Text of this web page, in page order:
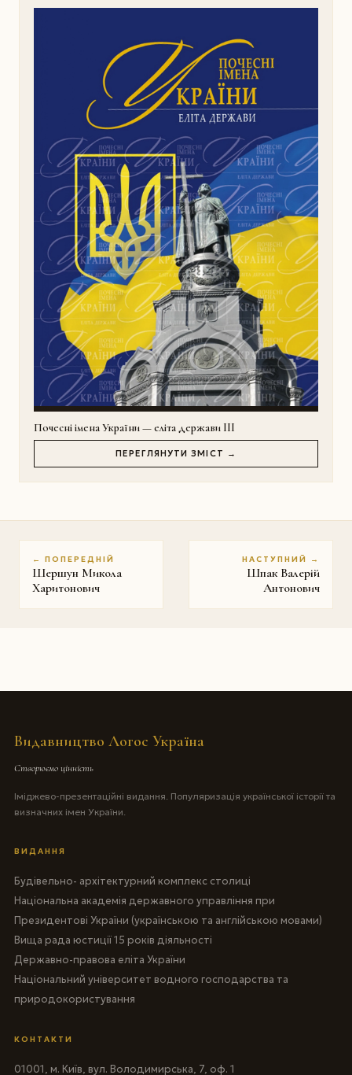
Почесні імена України — еліта держави III
ПЕРЕГЛЯНУТИ ЗМІСТ →
← ПОПЕРЕДНІЙ
Шершун Микола
Харитонович
НАСТУПНИЙ →
Шпак Валерій
Антонович
Видавництво Логос Україна
Створюємо цінність
Іміджево-презентаційні видання. Популяризація української історії та
визначних імен України.
ВИДАННЯ
Будівельно- архітектурний комплекс столиці
Національна академія державного управління при
Президентові України (українською та англійською мовами)
Вища рада юстиції 15 років діяльності
Державно-правова еліта України
Національний університет водного господарства та
природокористування
КОНТАКТИ
01001, м. Київ, вул. Володимирська, 7, оф. 1